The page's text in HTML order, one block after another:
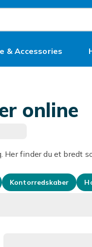
& Accessories
online
Her finder du et bredt
Kontorredskaber